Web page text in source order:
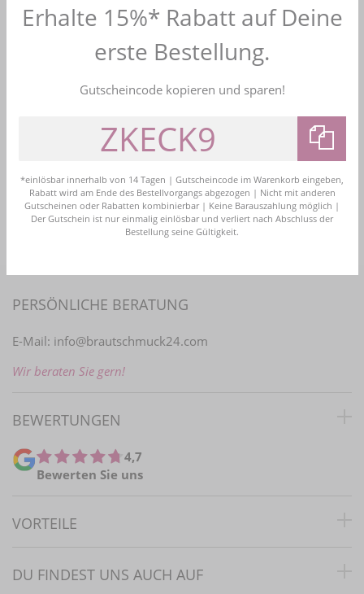
4,7
Versandkostenfrei ab 99 Euro Bestellwert in DE
Bezahlen Sie bequem nach Erhalt der Ware
+49 (0)2161 4774161
info@brautschmuck24.com
PERSÖNLICHE BERATUNG
E-Mail: info@brautschmuck24.com
Wir beraten Sie gern!
BEWERTUNGEN
4,7
Bewerten Sie uns
VORTEILE
DU FINDEST UNS AUCH AUF
Erhalte 15%* Rabatt auf Deine
erste Bestellung.
Gutscheincode kopieren und sparen!
*einlösbar innerhalb von 14 Tagen | Gutscheincode im Warenkorb eingeben,
Rabatt wird am Ende des Bestellvorgangs abgezogen | Nicht mit anderen
Gutscheinen oder Rabatten kombinierbar | Keine Barauszahlung möglich |
Der Gutschein ist nur einmalig einlösbar und verliert nach Abschluss der
Bestellung seine Gültigkeit.